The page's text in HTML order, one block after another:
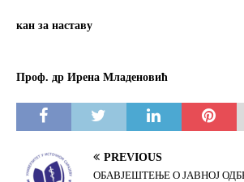
кан за наставу
Проф. др Ирена Младеновић
PREVIOUS
ОБАВЈЕШТЕЊЕ О ЈАВНОЈ